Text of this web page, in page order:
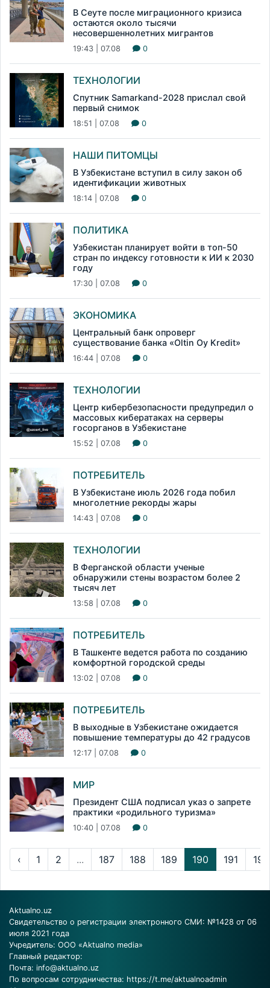
В Сеуте после миграционного кризиса
остаются около тысячи
несовершеннолетних мигрантов
19:43 | 07.08 0
ТЕХНОЛОГИИ
Спутник Samarkand-2028 прислал свой
первый снимок
18:51 | 07.08 0
НАШИ ПИТОМЦЫ
В Узбекистане вступил в силу закон об
идентификации животных
18:14 | 07.08 0
ПОЛИТИКА
Узбекистан планирует войти в топ-50
стран по индексу готовности к ИИ к 2030
году
17:30 | 07.08 0
ЭКОНОМИКА
Центральный банк опроверг
существование банка «Oltin Oy Kredit»
16:44 | 07.08 0
ТЕХНОЛОГИИ
Центр кибербезопасности предупредил о
массовых кибератаках на серверы
госорганов в Узбекистане
15:52 | 07.08 0
ПОТРЕБИТЕЛЬ
В Узбекистане июль 2026 года побил
многолетние рекорды жары
14:43 | 07.08 0
ТЕХНОЛОГИИ
В Ферганской области ученые
обнаружили стены возрастом более 2
тысяч лет
13:58 | 07.08 0
ПОТРЕБИТЕЛЬ
В Ташкенте ведется работа по созданию
комфортной городской среды
13:02 | 07.08 0
ПОТРЕБИТЕЛЬ
В выходные в Узбекистане ожидается
повышение температуры до 42 градусов
12:17 | 07.08 0
МИР
Президент США подписал указ о запрете
практики «родильного туризма»
10:40 | 07.08 0
‹ 1 2 ... 187 188 189 190 191 192
Aktualno.uz
Свидетельство о регистрации электронного СМИ: №1428 от 06
июля 2021 года
Учредитель: ООО «Aktualno media»
Главный редактор:
Почта: info@aktualno.uz
По вопросам сотрудничества: https://t.me/aktualnoadmin